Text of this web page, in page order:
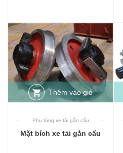
Thêm vào giỏ
Phụ tùng xe tải gắn cẩu
Mặt bích xe tải gắn cẩu